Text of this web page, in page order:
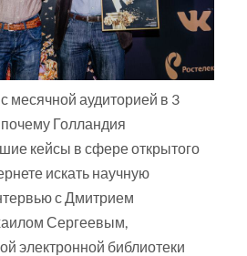
месячной аудиторией в 3
Голландия
кейсы в сфере открытого
искать научную
с Дмитрием
Сергеевым,
электронной библиотеки